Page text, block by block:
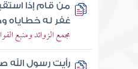
من قام إذا
غفر له خطاياه
مجمع الزوائد ومنبع
رأيت رسول